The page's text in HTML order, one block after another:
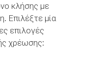
κλήσης με
Επιλέξτε μία
επιλογές
χρέωσης: